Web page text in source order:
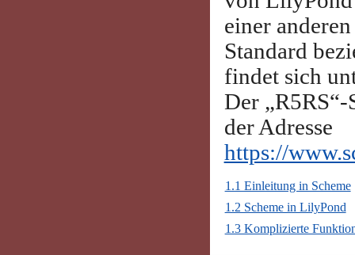
einer
Standard
findet sich
Der
der Adresse
https://
1.1 Einleitung in Scheme
1.2 Scheme in LilyPond
1.3 Komplizierte